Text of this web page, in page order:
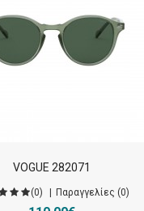
VOGUE 282071
(0) Παραγγελίες (0)